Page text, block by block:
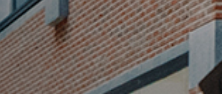
Mijn profiel
Bewaarde vacatures